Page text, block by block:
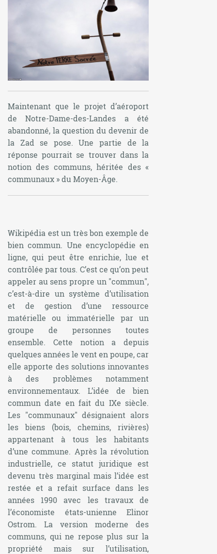
Maintenant que le projet d’aéroport
de Notre-Dame-des-Landes a été
abandonné, la question du devenir de
la Zad se pose. Une partie de la
réponse pourrait se trouver dans la
notion des communs, héritée des «
communaux » du Moyen-Âge.
Wikipédia est un très bon exemple de
bien commun. Une encyclopédie en
ligne, qui peut être enrichie, lue et
contrôlée par tous. C’est ce qu’on peut
appeler au sens propre un "commun",
c’est-à-dire un système d’utilisation
et de gestion d’une ressource
matérielle ou immatérielle par un
groupe de personnes toutes
ensemble. Cette notion a depuis
quelques années le vent en poupe, car
elle apporte des solutions innovantes
à des problèmes notamment
environnementaux. L’idée de bien
commun date en fait du IXe siècle.
Les "communaux" désignaient alors
les biens (bois, chemins, rivières)
appartenant à tous les habitants
d’une commune. Après la révolution
industrielle, ce statut juridique est
devenu très marginal mais l’idée est
restée et a refait surface dans les
années 1990 avec les travaux de
l’économiste états-unienne Elinor
Ostrom. La version moderne des
communs, qui ne repose plus sur la
propriété mais sur l’utilisation,